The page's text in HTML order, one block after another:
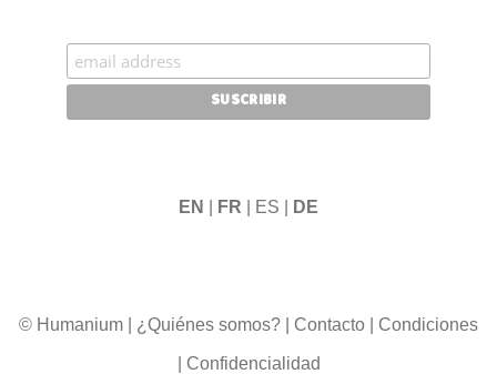
EN FR | ES | DE
© Humanium ¿Quiénes somos? Contacto Condiciones
Confidencialidad